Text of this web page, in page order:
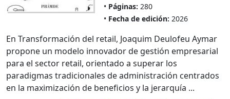
Páginas: 280
Fecha de edición: 2026
En Transformación del retail, Joaquim Deulofeu Aymar
propone un modelo innovador de gestión empresarial
para el sector retail, orientado a superar los
paradigmas tradicionales de administración centrados
en la maximización de beneficios y la jerarquía ...